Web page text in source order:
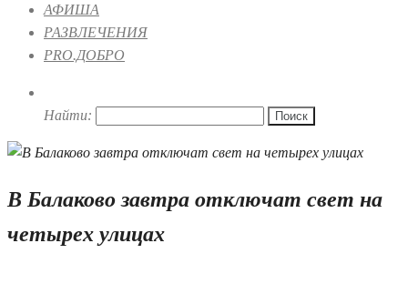
АФИША
РАЗВЛЕЧЕНИЯ
PRO.ДОБРО
Найти:
В Балаково завтра отключат свет на
четырех улицах